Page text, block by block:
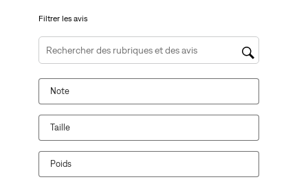
Filtrer les avis
Zone de recherche de sujet et d'avis
Note
Taille
Poids